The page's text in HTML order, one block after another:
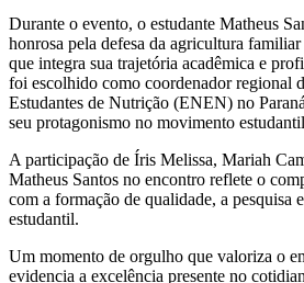
Durante o evento, o estudante Matheus
honrosa pela defesa da agricultura
que integra sua trajetória acadêmica e
foi escolhido como coordenador regional
Estudantes de Nutrição (ENEN) no
seu protagonismo no movimento
A participação de Íris Melissa, Mariah
Matheus Santos no encontro reflete o
com a formação de qualidade, a pesquisa
estudantil.
Um momento de orgulho que valoriza o
evidencia a excelência presente no